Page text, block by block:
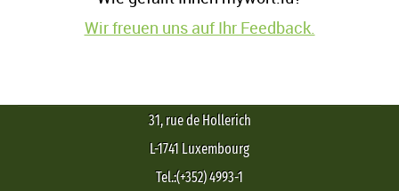
Wir freuen uns auf Ihr Feedback.
31, rue de Hollerich
L-1741 Luxembourg
Tel.:(+352) 4993-1